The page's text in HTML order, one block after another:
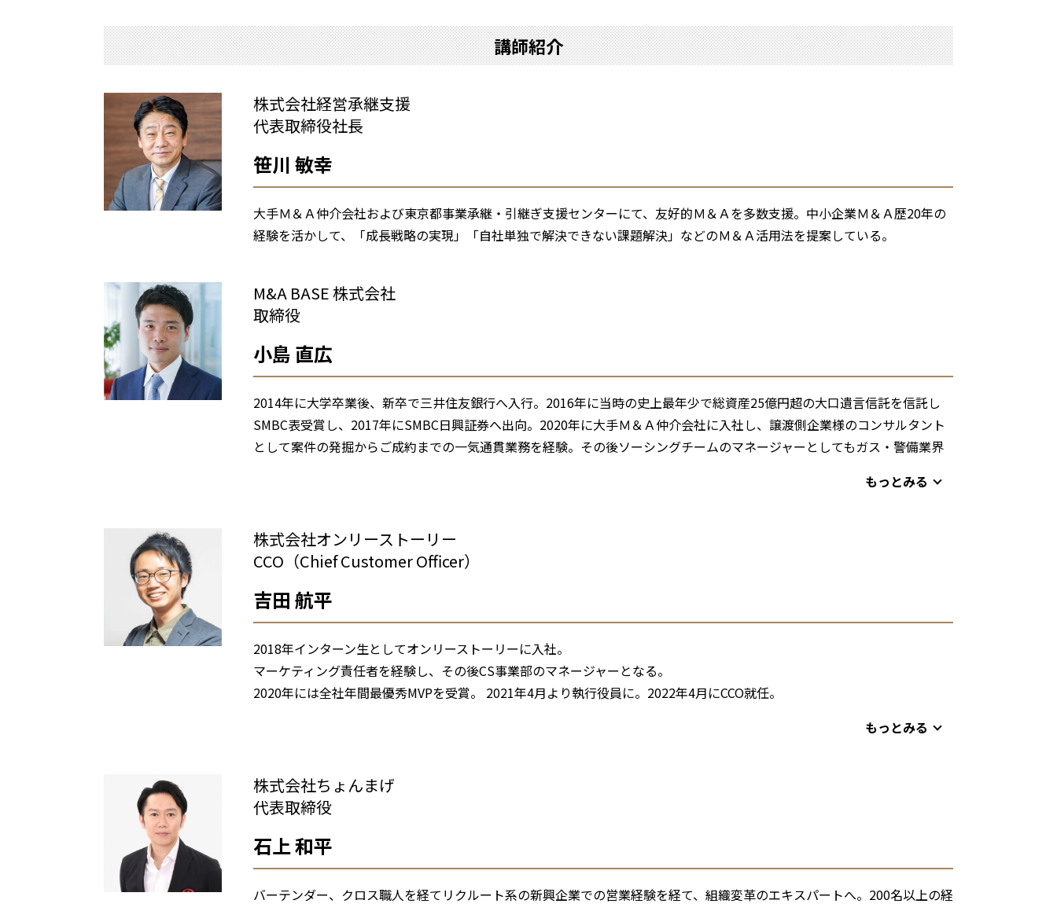
講師紹介
株式会社経営承継支援
代表取締役社長
笹川 敏幸
大手Ｍ＆Ａ仲介会社および東京都事業承継・引継ぎ支援センターにて、友好的Ｍ＆Ａを多数支援。中小企業Ｍ＆Ａ歴20年の
経験を活かして、「成長戦略の実現」「自社単独で解決できない課題解決」などのＭ＆Ａ活用法を提案している。
M&A BASE 株式会社
取締役
小島 直広
2014年に大学卒業後、新卒で三井住友銀行へ入行。2016年に当時の史上最年少で総資産25億円超の大口遺言信託を信託し
SMBC表受賞し、2017年にSMBC日興証券へ出向。2020年に大手Ｍ＆Ａ仲介会社に入社し、譲渡側企業様のコンサルタント
として案件の発掘からご成約までの一気通貫業務を経験。その後ソーシングチームのマネージャーとしてもガス・警備業界
もっとみる
株式会社オンリーストーリー
CCO（Chief Customer Officer）
吉田 航平
2018年インターン生としてオンリーストーリーに入社。
マーケティング責任者を経験し、その後CS事業部のマネージャーとなる。
2020年には全社年間最優秀MVPを受賞。 2021年4月より執行役員に。2022年4月にCCO就任。
もっとみる
株式会社ちょんまげ
代表取締役
石上 和平
バーテンダー、クロス職人を経てリクルート系の新興企業での営業経験を経て、組織変革のエキスパートへ。200名以上の経